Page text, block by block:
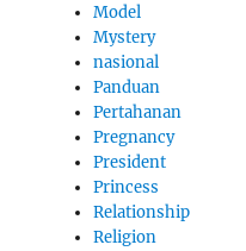
Model
Mystery
nasional
Panduan
Pertahanan
Pregnancy
President
Princess
Relationship
Religion